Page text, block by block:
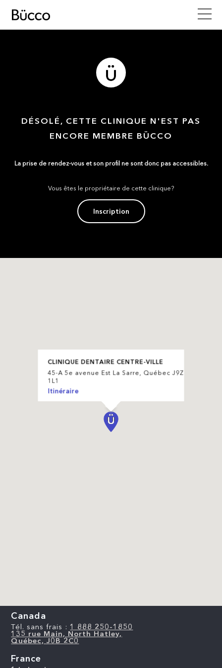
DÉSOLÉ, CETTE CLINIQUE N'EST PAS
ENCORE MEMBRE BÜCCO
La prise de rendez-vous et son profil ne sont donc pas accessibles.
Vous êtes le propriétaire de cette clinique?
Inscription
CLINIQUE DENTAIRE CENTRE-VILLE
45-A 5e avenue Est La Sarre, Québec J9Z
1L1
Itinéraire
Canada
Tél. sans frais : 1 888 250-1850
135 rue Main, North Hatley,
Québec, J0B 2C0
France